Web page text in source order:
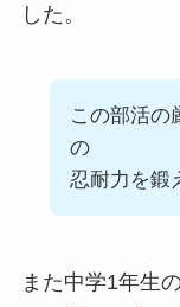
した。
この部活の
の
忍耐力を鍛
また中学1年生